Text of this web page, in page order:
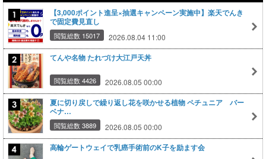
【3,000ポイント進呈×抽選キャンペーン実施中】楽天でんき
で固定費見直し
閲覧総数 15017 2026.08.04 11:00
てんや名物 たれづけ大江戸天丼
閲覧総数 4426 2026.08.05 00:00
夏に切り戻しで繰り返し花を咲かせる植物 ペチュニア バー
ベナ…
閲覧総数 3889 2026.08.05 00:00
高輪ゲートウェイで乳癌手術前のK子を励ます会